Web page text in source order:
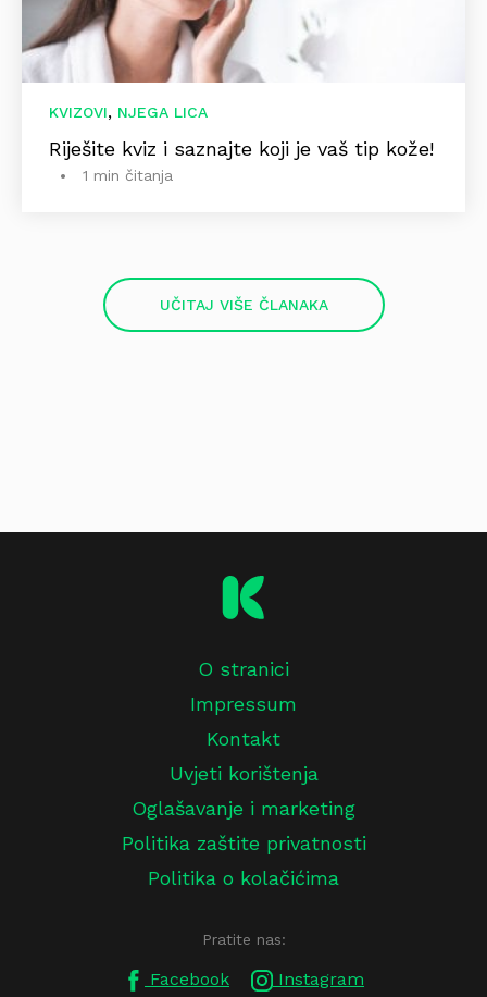
KVIZOVI, NJEGA LICA
Riješite kviz i saznajte koji je vaš tip kože!
1 min čitanja
UČITAJ VIŠE ČLANAKA
O stranici
Impressum
Kontakt
Uvjeti korištenja
Oglašavanje i marketing
Politika zaštite privatnosti
Politika o kolačićima
Pratite nas:
Facebook Instagram